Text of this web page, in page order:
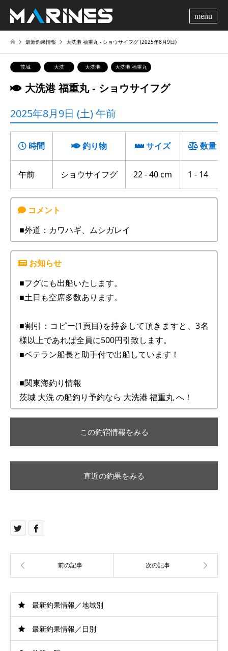
最新釣果情報 大洗港 福重丸 ‐ ショウサイフグ (2025年8月9日)
茨城 大洗 大洗港 大洗港 福重丸
大洗港 福重丸 ‐ ショウサイフグ
2025年8月9日 (土) 午前
時間 釣り物 サイズ 数量
午前 ショウサイフグ 22 - 40 cm 1 - 14
■外道：カワハギ、ムシガレイ
■フグにも出船いたします。
■土日も空席多数あります。
■割引：コピー(1頁目)を持参して頂きますと、3名
様以上であれば全員に500円引致します。
■ベテラン船長と助手付で出船しています！
■関東海釣り情報
茨城 大洗 の船釣り予約なら 大洗港 福重丸 へ！
この釣宿情報をみる
直近の釣果をみる
最新釣果情報／地域別
最新釣果情報／日別